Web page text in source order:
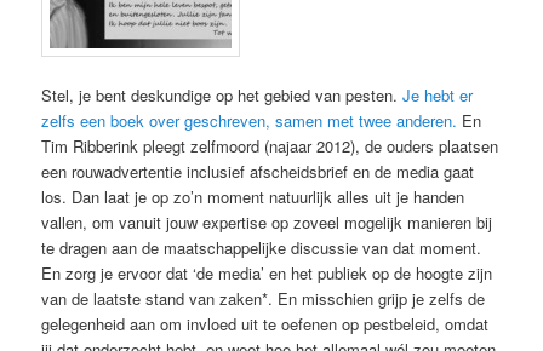
Stel, je bent deskundige op het gebied van pesten.Je hebt er
zelfs een boek over geschreven, samen met twee anderen. En
Tim Ribberink pleegt zelfmoord (najaar 2012), de ouders plaatsen
een rouwadvertentie inclusief afscheidsbrief en de media gaat
los. Dan laat je op zo’n moment natuurlijk alles uit je handen
vallen, om vanuit jouw expertise op zoveel mogelijk manieren bij
te dragen aan de maatschappelijke discussie van dat moment.
En zorg je ervoor dat ‘de media’ en het publiek op de hoogte zijn
van de laatste stand van zaken*. En misschien grijp je zelfs de
gelegenheid aan om invloed uit te oefenen op pestbeleid, omdat